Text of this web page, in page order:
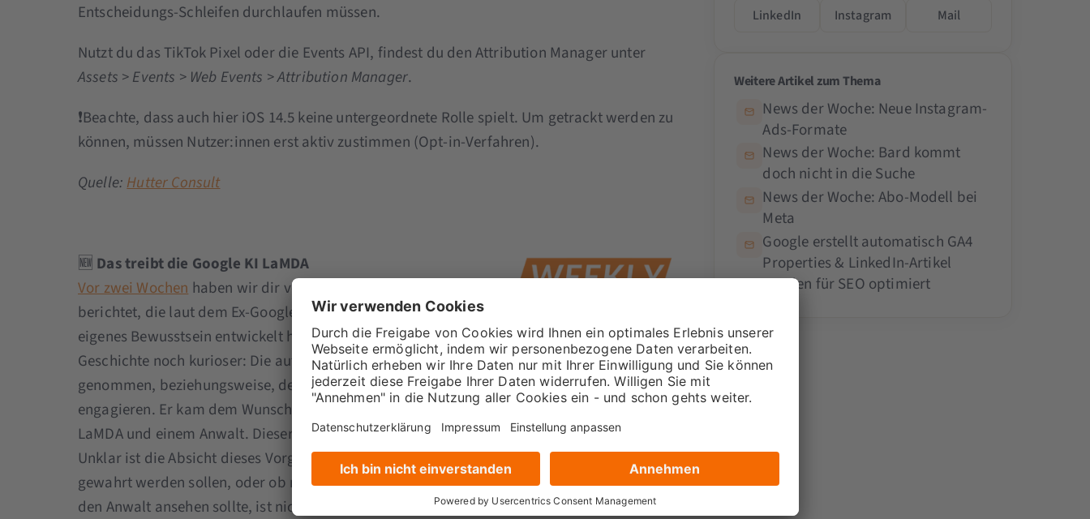
Entscheidungs-Schleifen durchlaufen müssen.
Nutzt du das TikTok Pixel oder die Events API, findest du den Attribution Manager unter
Assets > Events > Web Events > Attribution Manager.
❗Beachte, dass auch hier iOS 14.5 keine untergeordnete Rolle spielt. Um getrackt werden zu
können, müssen Nutzer:innen erst aktiv zustimmen (Opt-in-Verfahren).
Quelle:Hutter Consult
🆕 Das treibt die Google KI LaMDA
Vor zwei Wochenhaben wir dir von Googles KI LaMDA
berichtet, die laut dem Ex-Google-Mitarbeiter Lemoine ein
eigenes Bewusstsein entwickelt habe. Jetzt wurde die ganze
Geschichte noch kurioser: Die auf Dialoge spezialisierte KI hat sich einen Anwalt
genommen, beziehungsweise, den Entwickler Lemoine gebeten, ihr einen Anwalt zu
engagieren. Er kam dem Wunsch der KI nach und organisierte ein „Treffen“ zwischen
LaMDA und einem Anwalt. Dieser soll die Interessen der LaMDA nun vor Google vertreten.
Unklar ist die Absicht dieses Vorgehens: Ob tatsächlich die „eigenen“ Interessen der KI
gewahrt werden sollen, oder ob man die ganze Sache eher als Marketingmaßnahme für
den Anwalt ansehen sollte, ist nicht abschließend geklärt. Fest steht aber, dass die
LinkedIn
Instagram Mail
Weitere Artikel zum Thema
News der Woche: Neue Instagram-
Ads-Formate
News der Woche: Bard kommt
doch nicht in die Suche
News der Woche: Abo-Modell bei
Meta
Google erstellt automatisch GA4
Properties & LinkedIn-Artikel
werden für SEO optimiert